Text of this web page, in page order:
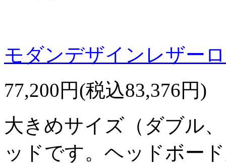
モダンデザインレザー
77,200円(税込83,376円)
大きめサイズ（ダブル
ッドです。ヘッドボー